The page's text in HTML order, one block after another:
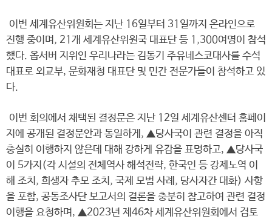
이번 세계유산위원회는 지난 16일부터 31일까지 온라인으로
진행 중이며, 21개 세계유산위원국 대표단 등 1,300여명이 참석
했다. 옵서버 지위인 우리나라는 김동기 주유네스코대사를 수석
대표로 외교부, 문화재청 대표단 및 민간 전문가들이 참석하고 있
다.
이번 회의에서 채택된 결정문은 지난 12일 세계유산센터 홈페이
지에 공개된 결정문안과 동일하게, ▲당사국이 관련 결정을 아직
충실히 이행하지 않은데 대해 강하게 유감을 표명하고, ▲당사국
이 5가지(각 시설의 전체역사 해석전략, 한국인 등 강제노역 이
해 조치, 희생자 추모 조치, 국제 모범 사례, 당사자간 대화) 사항
을 포함, 공동조사단 보고서의 결론을 충분히 참고하여 관련 결정
이행을 요청하며, ▲2023년 제46차 세계유산위원회에서 검토